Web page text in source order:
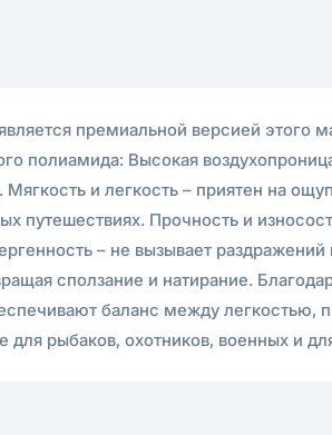
премиальной версией этого
полиамида: Высокая
и легкость – приятен на
Прочность и
– не вызывает
сползание и натирание.
баланс между легкостью,
рыбаков, охотников, военных и